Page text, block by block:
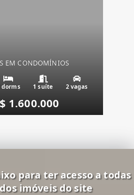
EM CONDOMÍNIOS
dorms 1 suíte 2 vagas
1.600.000
para ter acesso a todas
imóveis do site